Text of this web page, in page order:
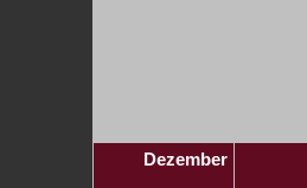
Dezember